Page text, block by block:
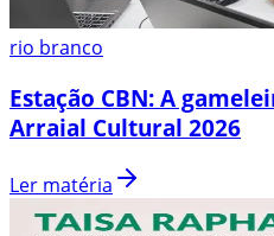
rio branco
Estação CBN: A
Arraial Cultural 2026
Ler matéria